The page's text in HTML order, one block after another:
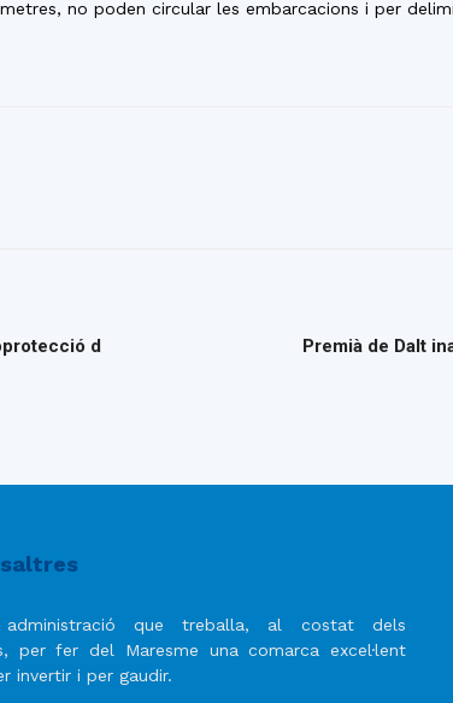
no poden circular les embarcacions i per
d
Premià de Dalt
que treballa, al costat dels
per fer del Maresme una comarca excel·lent
invertir i per gaudir.